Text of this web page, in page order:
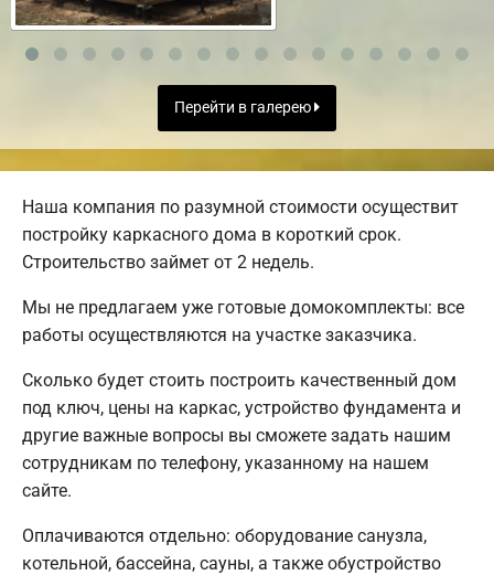
Перейти в галерею
Наша компания по разумной стоимости осуществит
постройку каркасного дома в короткий срок.
Строительство займет от 2 недель.
Мы не предлагаем уже готовые домокомплекты: все
работы осуществляются на участке заказчика.
Сколько будет стоить построить качественный дом
под ключ, цены на каркас, устройство фундамента и
другие важные вопросы вы сможете задать нашим
сотрудникам по телефону, указанному на нашем
сайте.
Оплачиваются отдельно: оборудование санузла,
котельной, бассейна, сауны, а также обустройство